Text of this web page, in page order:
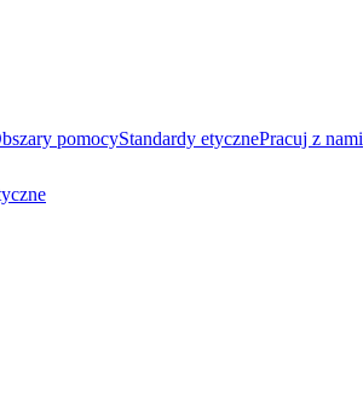
pomocyStandardy etycznePracuj z nami